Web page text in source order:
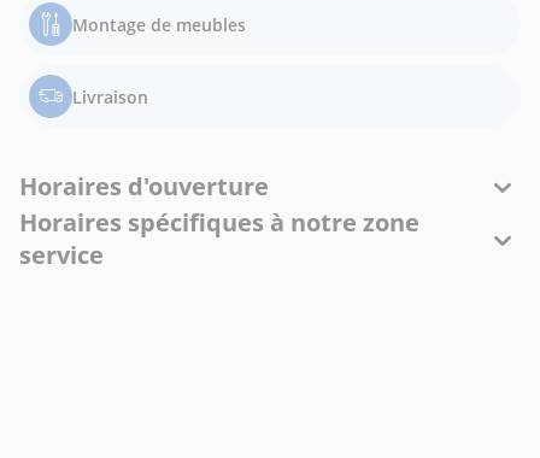
Montage de meubles
Livraison
Horaires d'ouverture
Horaires spécifiques à notre zone
service